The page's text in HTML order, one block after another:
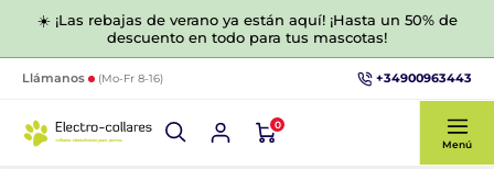
☀️ ¡Las rebajas de verano ya están aquí! ¡Hasta un 50% de
descuento en todo para tus mascotas!
Llámanos (Mo-Fr 8-16) +34900963443
0
Menú